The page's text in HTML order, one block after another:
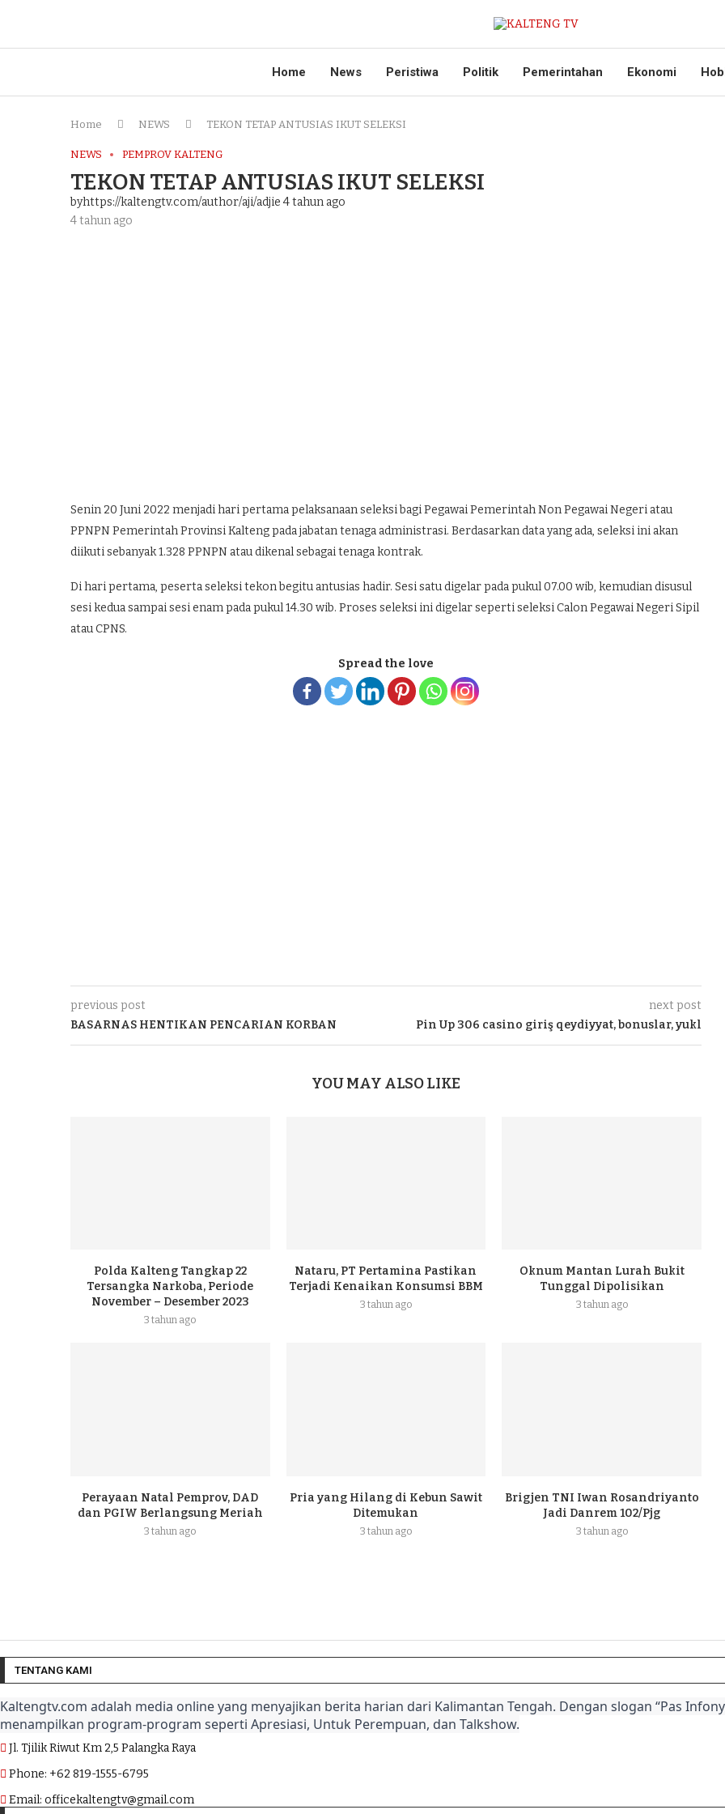
Home News Peristiwa Politik Pemerintahan Ekonomi
Home NEWS TEKON TETAP ANTUSIAS IKUT SELEKSI
NEWS PEMPROV KALTENG
TEKON TETAP ANTUSIAS IKUT SELEKSI
byhttps://kaltengtv.com/author/aji/adjie 4 tahun ago
4 tahun ago
Senin 20 Juni 2022 menjadi hari pertama pelaksanaan seleksi bagi Pegawai Pemerintah Non Pegawai Negeri atau
PPNPN Pemerintah Provinsi Kalteng pada jabatan tenaga administrasi. Berdasarkan data yang ada, seleksi ini akan
diikuti sebanyak 1.328 PPNPN atau dikenal sebagai tenaga kontrak.
Di hari pertama, peserta seleksi tekon begitu antusias hadir. Sesi satu digelar pada pukul 07.00 wib, kemudian disusul
sesi kedua sampai sesi enam pada pukul 14.30 wib. Proses seleksi ini digelar seperti seleksi Calon Pegawai Negeri Sipil
atau CPNS.
Spread the love
previous post
BASARNAS HENTIKAN PENCARIAN KORBAN
next post
Pin Up 306 casino giriş qeydiyyat, bonuslar, yukl
YOU MAY ALSO LIKE
Polda Kalteng Tangkap 22
Tersangka Narkoba, Periode
November – Desember 2023
3 tahun ago
Nataru, PT Pertamina Pastikan
Terjadi Kenaikan Konsumsi BBM
3 tahun ago
Oknum Mantan Lurah Bukit
Tunggal Dipolisikan
3 tahun ago
Perayaan Natal Pemprov, DAD
dan PGIW Berlangsung Meriah
3 tahun ago
Pria yang Hilang di Kebun Sawit
Ditemukan
3 tahun ago
Brigjen TNI Iwan Rosandriyanto
Jadi Danrem 102/Pjg
3 tahun ago
TENTANG KAMI
Kaltengtv.com adalah media online yang menyajikan berita harian dari Kalimantan Tengah. Dengan slogan “Pas
menampilkan program-program seperti Apresiasi, Untuk Perempuan, dan Talkshow.
Jl. Tjilik Riwut Km 2,5 Palangka Raya
Phone: +62 819-1555-6795
Email: officekaltengtv@gmail.com